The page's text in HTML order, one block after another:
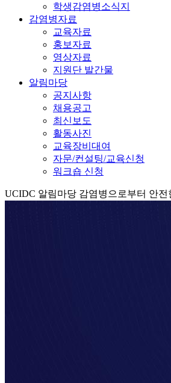
학생감염병소식지
감염병자료
교육자료
홍보자료
영상자료
지원단 발간물
알림마당
공지사항
채용공고
최신보도
활동사진
교육장비대여
자문/컨설팅/교육신청
워크숍 신청
UCIDC 알림마당 감염병으로부터 안